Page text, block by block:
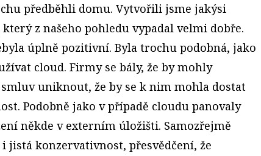
předběhli domu. Vytvořili jsme jakýsi
z našeho pohledu vypadal velmi dobře.
úplně pozitivní. Byla trochu podobná, jako
cloud. Firmy se bály, že by mohly
uniknout, že by se k nim mohla dostat
Podobně jako v případě cloudu panovaly
někde v externím úložišti. Samozřejmě
jistá konzervativnost, přesvědčení, že